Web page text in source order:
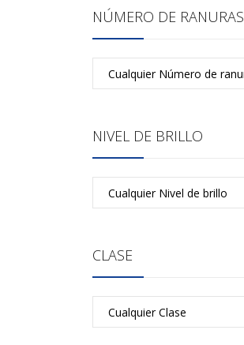
NÚMERO DE RANURAS
NIVEL DE BRILLO
CLASE